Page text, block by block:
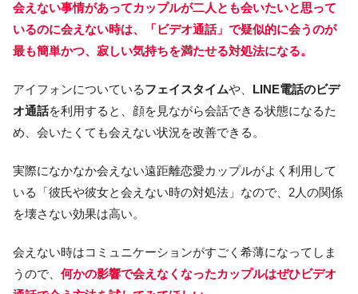
会えない事情があってカップルが二人とも会いたいと思って
いるのに会えない時は、「ビデオ通話」で疑似的に会うのが
最も簡単かつ、寂しい気持ちを満たせる対処法になる。
アイフォンについているフェイスタイムや、 LINE電話のビデ
オ通話を利用すると、顔を見ながら会話できる状態になるた
め、会いたくても会えない状況を改善できる。
実際になかなか会えない遠距離恋愛カップルがよく利用して
いる「彼氏や彼女と会えない時の対処法」なので、2人の関係
を壊さない効果は高い。
会えない時はコミュニケーションがすごく希薄になってしま
うので、 何かの影響で会えなくなったカップルはぜひビデオ